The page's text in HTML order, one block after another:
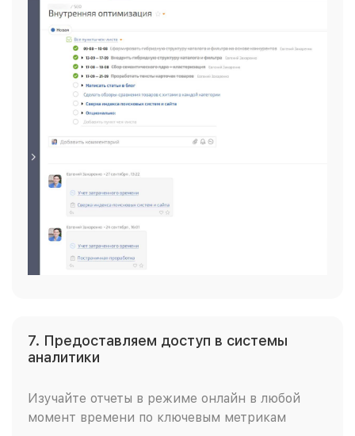
7. Предоставляем доступ в системы
аналитики
Изучайте отчеты в режиме онлайн в любой
момент времени по ключевым метрикам